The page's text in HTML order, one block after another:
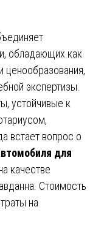
обладающих как
ценообразования,
экспертизы.
устойчивые к
встает вопрос о
для
качестве
Стоимость
на